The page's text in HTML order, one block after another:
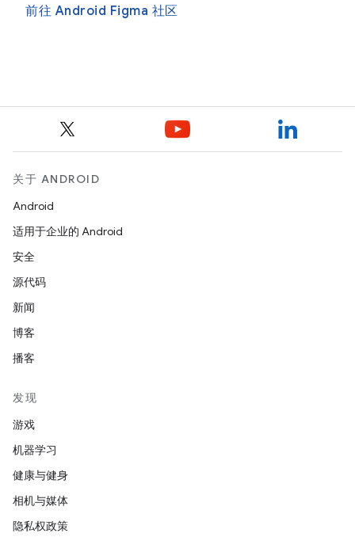
前往 Android Figma 社区
关于 ANDROID
Android
适用于企业的 Android
安全
源代码
新闻
博客
播客
发现
游戏
机器学习
健康与健身
相机与媒体
隐私权政策